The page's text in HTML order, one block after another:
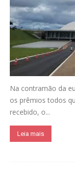
Na contramão da
os prêmios todos
recebido, o...
Leia mais